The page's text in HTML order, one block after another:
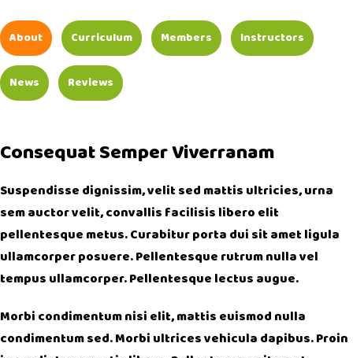
About Curriculum Members Instructors
News Reviews
Consequat Semper Viverranam
Suspendisse dignissim, velit sed mattis ultricies, urna
sem auctor velit, convallis facilisis libero elit
pellentesque metus. Curabitur porta dui sit amet ligula
ullamcorper posuere. Pellentesque rutrum nulla vel
tempus ullamcorper. Pellentesque lectus augue.
Morbi condimentum nisi elit, mattis euismod nulla
condimentum sed. Morbi ultrices vehicula dapibus. Proin